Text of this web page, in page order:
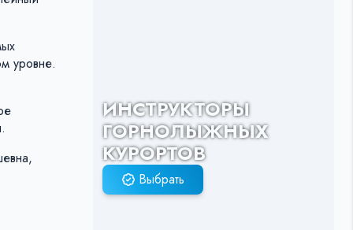
уровне.
ИНСТРУКТОРЫ
ГОРНОЛЫЖНЫХ
КУРОРТОВ
Выбрать